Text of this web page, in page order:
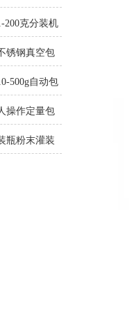
200克分装机
锈钢真空包
500g自动包
操作定量包
瓶粉末灌装